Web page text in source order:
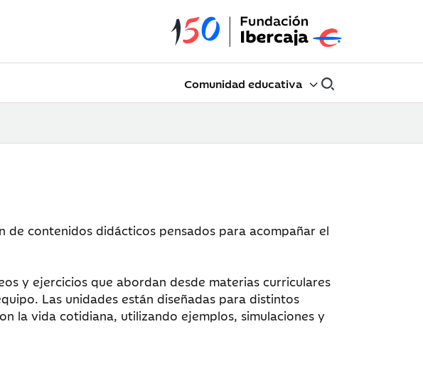
Comunidad educativa
de contenidos didácticos pensados para acompañar el
y ejercicios que abordan desde materias curriculares
Las unidades están diseñadas para distintos
la vida cotidiana, utilizando ejemplos, simulaciones y